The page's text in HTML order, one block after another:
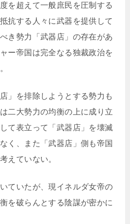
を超えて一般庶民を圧制する
抗する人々に武器を提供して
き勢力「武器店」の存在があ
ー帝国は完全なる独裁政治を
」を排除しようとする勢力も
二大勢力の均衡の上に成り立
て表立って「武器店」を壊滅
く、また「武器店」側も帝国
えていない。
ていたが、現イネルダ女帝の
を破らんとする陰謀が密かに